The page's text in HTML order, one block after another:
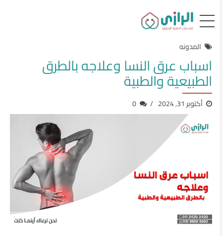
المدونه
اسباب عرق النسا وعلاجه بالطرق
الطبيعية والطبية
أكتوبر 31, 2024 0